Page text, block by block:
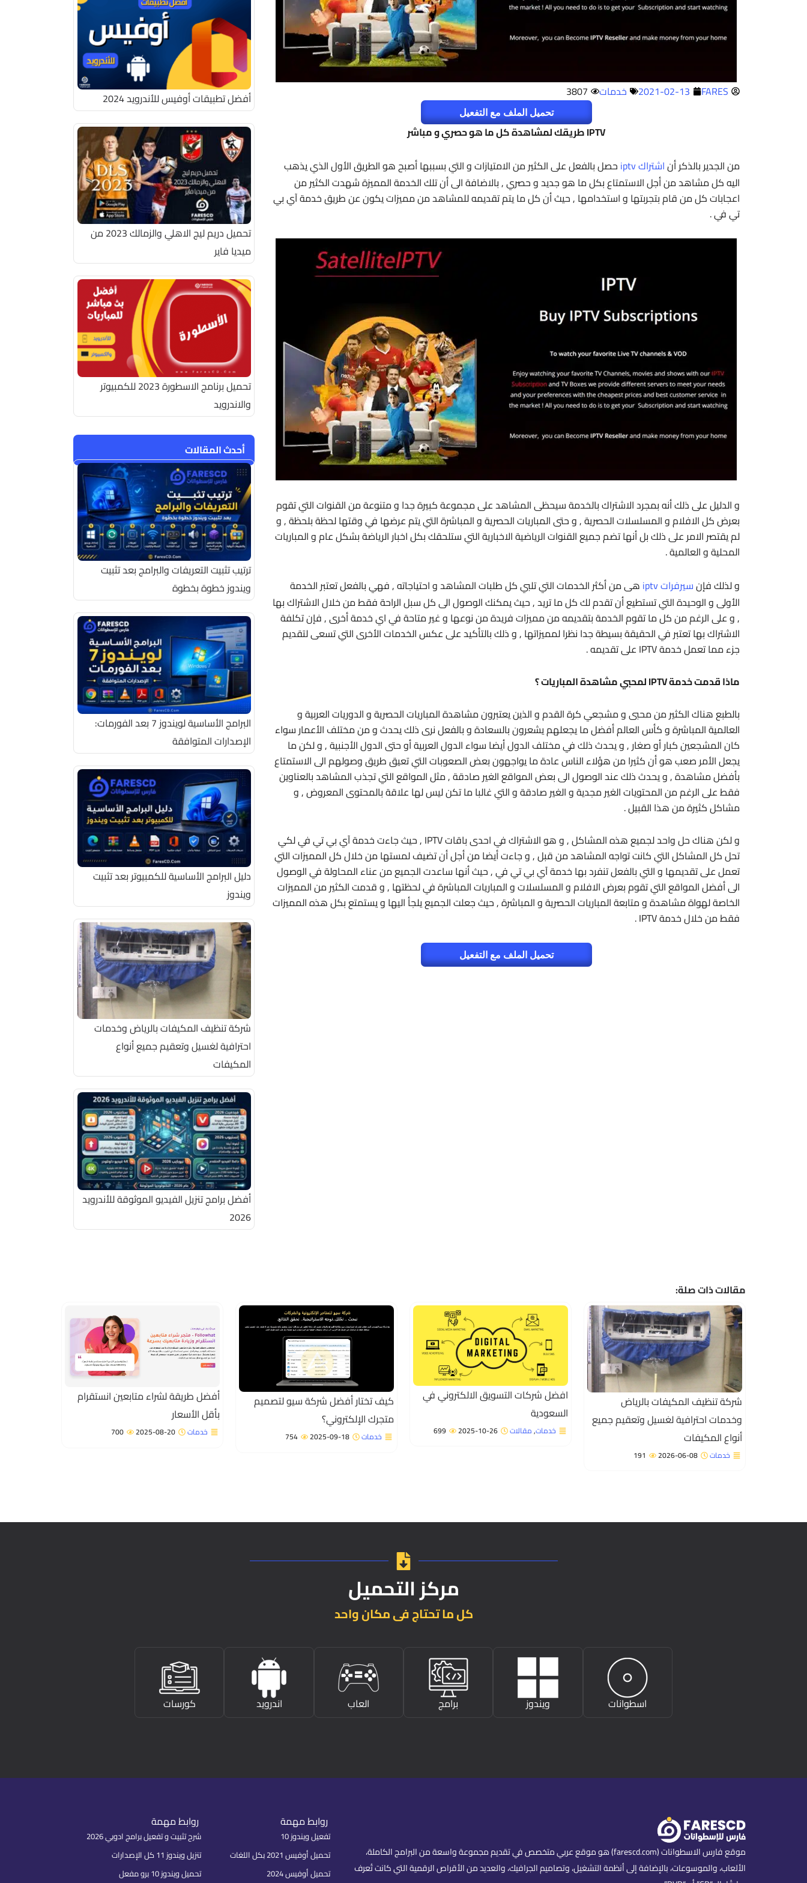
FARES
2021-02-13 خدمات 3807
تحميل الملف مع التفعيل
IPTV طريقك لمشاهدة كل ما هو حصري و مباشر
من الجدير بالذكر أناشتراك iptv
حصل بالفعل على الكثير من الامتيازات و التي بسببها أصبح هو الطريق الأول الذي يذهب
اليه كل مشاهد من أجل الاستمتاع بكل ما هو جديد و حصري , بالاضافة الى أن تلك الخدمة المميزة شهدت الكثير من
اعجابات كل من قام بتجربتها و استخدامها , حيث أن كل ما يتم تقديمه للمشاهد من مميزات يكون عن طريق خدمة آي بي
تي في .
و الدليل على ذلك أنه بمجرد الاشتراك بالخدمة سيحظى المشاهد على مجموعة كبيرة جدا و متنوعة من القنوات التي تقوم
بعرض كل الافلام و المسلسلات الحصرية , و حتى المباريات الحصرية و المباشرة التي يتم عرضها في وقتها لحظة بلحظة , و
لم يقتصر الامر على ذلك بل أنها تضم جميع القنوات الرياضية الاخبارية التي ستلحقك بكل اخبار الرياضة بشكل عام و المباريات
المحلية و العالمية .
و لذلك فإنسيرفرات iptv
هى من أكثر الخدمات التي تلبي كل طلبات المشاهد و احتياجاته , فهي بالفعل تعتبر الخدمة
الأولى و الوحيدة التي تستطيع أن تقدم لك كل ما تريد , حيث يمكنك الوصول الى كل سبل الراحة فقط من خلال الاشتراك بها
, و على الرغم من كل ما تقوم الخدمة بتقديمه من مميزات فريدة من نوعها و غير متاحة في اي خدمة أخرى , فإن تكلفة
الاشتراك بها تعتبر في الحقيقة بسيطة جدا نظرا لمميزاتها , و ذلك بالتأكيد على عكس الخدمات الأخرى التي تسعى لتقديم
جزء مما تعمل خدمة IPTV على تقديمه .
ماذا قدمت خدمة IPTV لمحبي مشاهدة المباريات ؟
بالطبع هناك الكثير من محبى و مشجعي كرة القدم و الذين يعتبرون مشاهدة المباريات الحصرية و الدوريات العربية و
العالمية المباشرة و كأس العالم أفضل ما يجعلهم يشعرون بالسعادة و بالفعل نرى ذلك يحدث و من مختلف الأعمار سواء
كان المشجعين كبار أو صغار , و يحدث ذلك في مختلف الدول أيضا سواء الدول العربية أو حتى الدول الأجنبية , و لكن ما
يجعل الأمر صعب هو أن كثيرا من هؤلاء الناس عادة ما يواجهون بعض الصعوبات التي تعيق طريق وصولهم الى الاستمتاع
بأفضل مشاهدة , و يحدث ذلك عند الوصول الى بعض المواقع الغير صادقة , مثل المواقع التي تجذب المشاهد بالعناوين
فقط على الرغم من المحتويات الغير مجدية و الغير صادقة و التي غالبا ما تكن ليس لها علاقة بالمحتوى المعروض , و
مشاكل كثيرة من هذا القبيل .
و لكن هناك حل واحد لجميع هذه المشاكل , و هو الاشتراك في احدى باقات IPTV , حيث جاءت خدمة آي بي تي في لكي
تحل كل المشاكل التي كانت تواجه المشاهد من قبل , و جاءت أيضا من أجل أن تضيف لمستها من خلال كل المميزات التي
تعمل على تقديمها و التي بالفعل تنفرد بها خدمة آي بي تي في , حيث أنها ساعدت الجميع من عناء المحاولة في الوصول
الى أفضل المواقع التي تقوم بعرض الافلام و المسلسلات و المباريات المباشرة في لحظتها , و قدمت الكثير من المميزات
الخاصة لهواة مشاهدة و متابعة المباريات الحصرية و المباشرة , حيث جعلت الجميع يلجأ اليها و يستمتع بكل هذه المميزات
فقط من خلال خدمة IPTV .
تحميل الملف مع التفعيل
أفضل تطبيقات أوفيس للأندرويد 2024
تحميل دريم ليج الاهلي والزمالك 2023 من
ميديا فاير
تحميل برنامج الاسطورة 2023 للكمبيوتر
والاندرويد
أحدث المقالات
ترتيب تثبيت التعريفات والبرامج بعد تثبيت
ويندوز خطوة بخطوة
البرامج الأساسية لويندوز 7 بعد الفورمات:
الإصدارات المتوافقة
دليل البرامج الأساسية للكمبيوتر بعد تثبيت
ويندوز
شركة تنظيف المكيفات بالرياض وخدمات
احترافية لغسيل وتعقيم جميع أنواع
المكيفات
أفضل برامج تنزيل الفيديو الموثوقة للأندرويد
2026
مقالات ذات صلة:
شركة تنظيف المكيفات بالرياض
وخدمات احترافية لغسيل وتعقيم جميع
أنواع المكيفات
خدمات 2026-06-08
191
افضل شركات التسويق الالكتروني في
السعودية
خدمات,مقالات 2025-10-26
699
كيف تختار أفضل شركة سيو لتصميم
متجرك الإلكتروني؟
خدمات 2025-09-18
754
أفضل طريقة لشراء متابعين انستقرام
بأقل الأسعار
خدمات 2025-08-20
700
مركز التحميل
كل ما تحتاج فى مكان واحد
اسطوانات ويندوز برامج العاب اندرويد كورسات
موقع فارس الاسطوانات (farescd.com) هو موقع عربي متخصص في تقديم مجموعة واسعة من البرامج الكاملة،
الألعاب، والموسوعات، بالإضافة إلى أنظمة التشغيل، وتصاميم الجرافيك، والعديد من الأقراص الرقمية التي كانت تُعرف
روابط مهمة
تفعيل ويندوز 10
تحميل أوفيس 2021 بكل اللغات
تحميل أوفيس 2024
روابط مهمة
شرح تثبيت و تفعيل برامج ادوبي 2026
تنزيل ويندوز 11 كل الإصدارات
تحميل ويندوز 10 برو مفعل